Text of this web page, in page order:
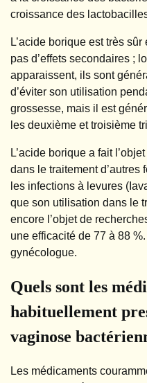
croissance des
L’acide borique est très
pas d’effets secondaires ;
apparaissent, ils sont
d’éviter son utilisation
grossesse, mais il est
les deuxième et troisième
L’acide borique a fait
dans le traitement
les infections à levures
que son utilisation dans le
encore l’objet de
une efficacité de 77 à 88
gynécologue.
Quels sont les
habituellement
vaginose
Les médicaments